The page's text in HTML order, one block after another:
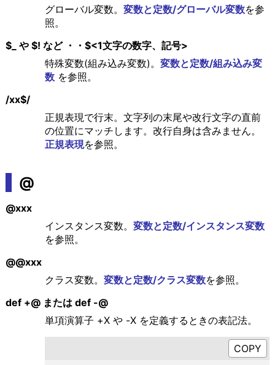
グローバル変数。 変数と定数/グローバル変数を参
照。
$_ や $! など ・・$<1文字の数字、記号>
特殊変数(組み込み変数)。 変数と定数/組み込み変
数を参照。
/xx$/
正規表現で行末。文字列の末尾や改行文字の直前
の位置にマッチします。改行自身は含みません。
正規表現を参照。
@
@xxx
インスタンス変数。 変数と定数/インスタンス変数
を参照。
@@xxx
クラス変数。 変数と定数/クラス変数を参照。
def +@ または def -@
単項演算子 +X や -X を定義するときの表記法。